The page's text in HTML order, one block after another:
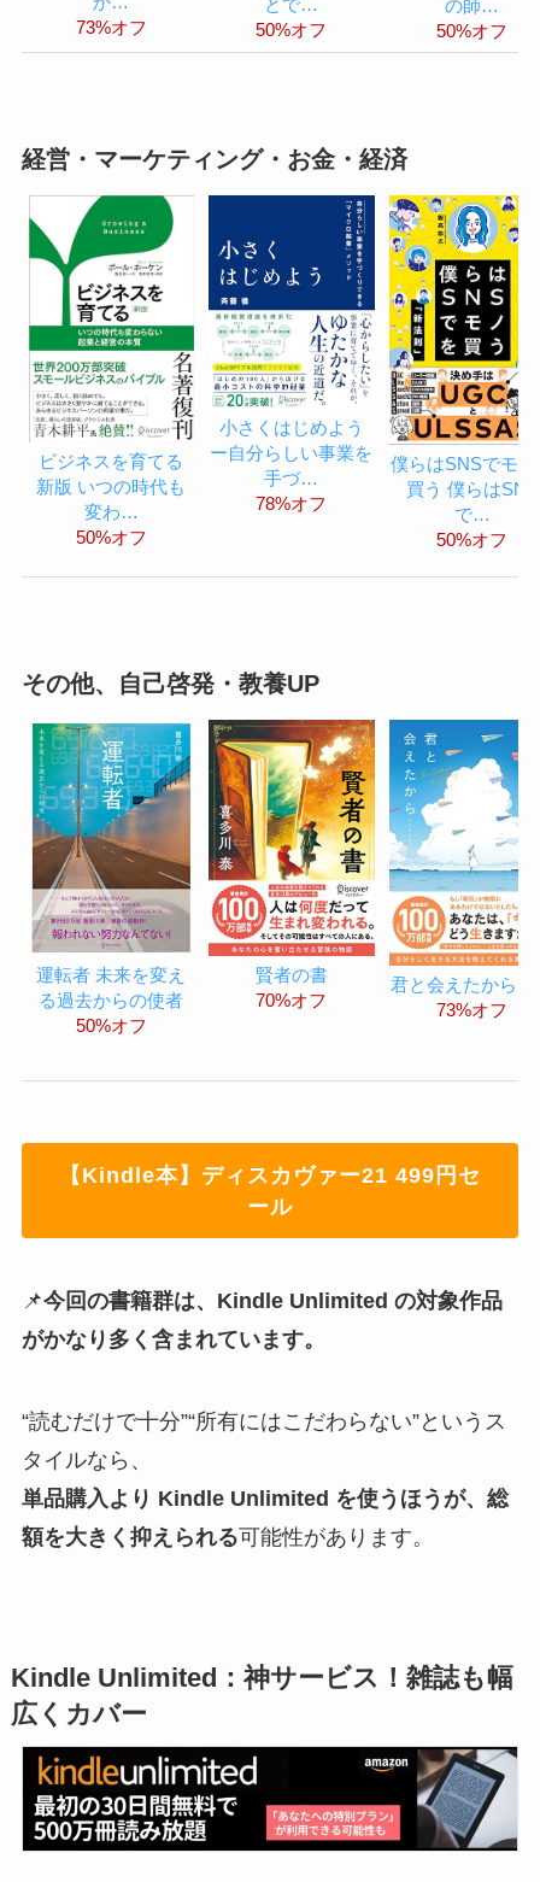
73%オフ
とで…
50%オフ
の師…
50%オフ
経営・マーケティング・お金・経済
ビジネスを育てる
新版 いつの時代も
変わ…
50%オフ
小さくはじめよう
ー自分らしい事業を
手づ…
78%オフ
僕らはSNSでモノ
買う 僕らはSNS
で…
50%オフ
その他、自己啓発・教養UP
運転者 未来を変え
る過去からの使者
50%オフ
賢者の書
70%オフ
君と会えたから
73%オフ
【Kindle本】ディスカヴァー21 499円セ
ール
📌今回の書籍群は、Kindle Unlimited の対象作品
がかなり多く含まれています。
“読むだけで十分”“所有にはこだわらない”というス
タイルなら、
単品購入より Kindle Unlimited を使うほうが、総
額を大きく抑えられる可能性があります。
Kindle Unlimited：神サービス！雑誌も幅
広くカバー